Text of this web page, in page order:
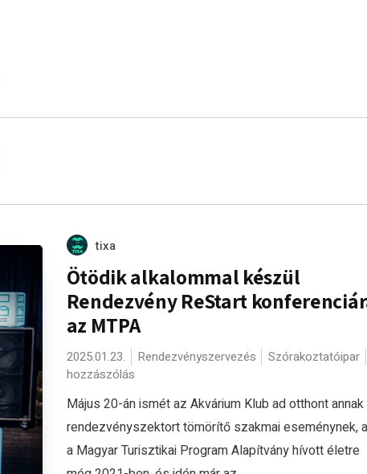
tixa
Ötödik alkalommal készül
Rendezvény ReStart
az MTPA
2025.01.23. Rendezvényszervezés Szórakoztatóipar
hozzászólás
Május 20-án ismét az Akvárium Klub ad otthont annak
rendezvényszektort tömörítő szakmai eseménynek,
a Magyar Turisztikai Program Alapítvány hívott életre